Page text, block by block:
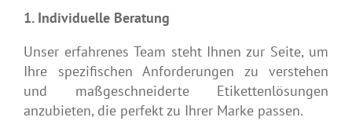
1. Individuelle Beratung
Unser erfahrenes Team steht Ihnen zur Seite, um
Ihre spezifischen Anforderungen zu verstehen
und maßgeschneiderte Etikettenlösungen
anzubieten, die perfekt zu Ihrer Marke passen.